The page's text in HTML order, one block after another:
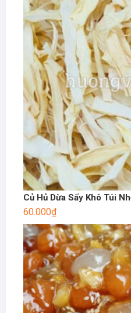
Củ Hủ Dừa Sấy Khô Túi
60.000₫